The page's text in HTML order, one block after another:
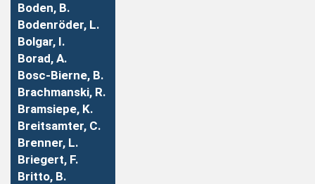
Boden, B.
Bodenröder, L.
Bolgar, I.
Borad, A.
Bosc-Bierne, B.
Brachmanski, R.
Bramsiepe, K.
Breitsamter, C.
Brenner, L.
Briegert, F.
Britto, B.